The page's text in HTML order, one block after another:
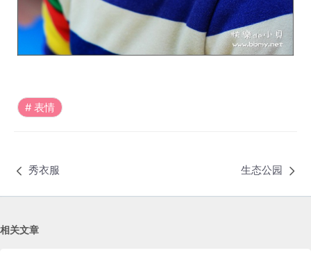
表情
秀衣服 生态公园
相关文章